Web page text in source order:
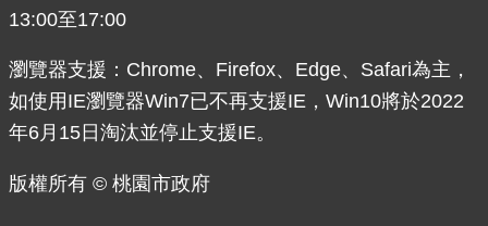
13:00至17:00
瀏覽器支援：Chrome、Firefox、Edge、Safari為主，
如使用IE瀏覽器Win7已不再支援IE，Win10將於2022
年6月15日淘汰並停止支援IE。
版權所有 © 桃園市政府